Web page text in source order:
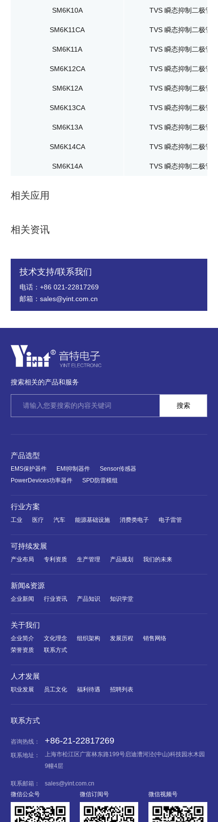
SM6K10A TVS 瞬态抑制二极管
SM6K11CA TVS 瞬态抑制二极管
SM6K11A TVS 瞬态抑制二极管
SM6K12CA TVS 瞬态抑制二极管
SM6K12A TVS 瞬态抑制二极管
SM6K13CA TVS 瞬态抑制二极管
SM6K13A TVS 瞬态抑制二极管
SM6K14CA TVS 瞬态抑制二极管
SM6K14A TVS 瞬态抑制二极管
相关应用
相关资讯
技术支持/联系我们
电话：+86 021-22817269
邮箱：sales@yint.com.cn
搜索相关的产品和服务
产品选型
EMS保护器件 EMI抑制器件
Sensor传感器
PowerDevices功率器件
SPD防雷模组
行业方案
工业 医疗 汽车 能源基础设施 消费类电子 电子雷管
可持续发展
产业布局 专利资质 生产管理 产品规划 我们的未来
新闻&资源
企业新闻 行业资讯 产品知识 知识学堂
关于我们
企业简介 文化理念 组织架构 发展历程
销售网络
荣誉资质
联系方式
人才发展
职业发展 员工文化 福利待遇 招聘列表
联系方式
咨询热线： +86-21-22817269
联系地址：
上海市松江区广富林东路199号启迪漕河泾(中山)科技园水木园
9幢4层
联系邮箱：
sales@yint.com.cn
微信公众号
微信订阅号 微信视频号